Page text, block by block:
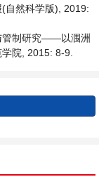
自然科学版), 2019:
管制研究——以涠洲
院, 2015: 8-9.